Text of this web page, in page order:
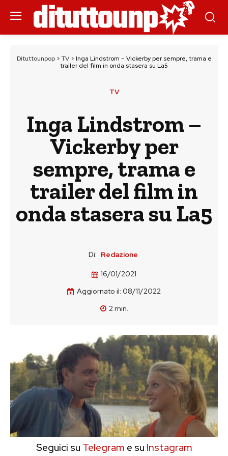
Dituttounpop> TV> Inga Lindstrom – Vickerby per sempre, trama e
trailer del film in onda stasera su La5
TV
Inga Lindstrom –
Vickerby per
sempre, trama e
trailer del film in
onda stasera su La5
Di: Redazione
16/01/2021
Aggiornato il: 08/11/2022
2min.
Seguici su Telegram e su Instagram